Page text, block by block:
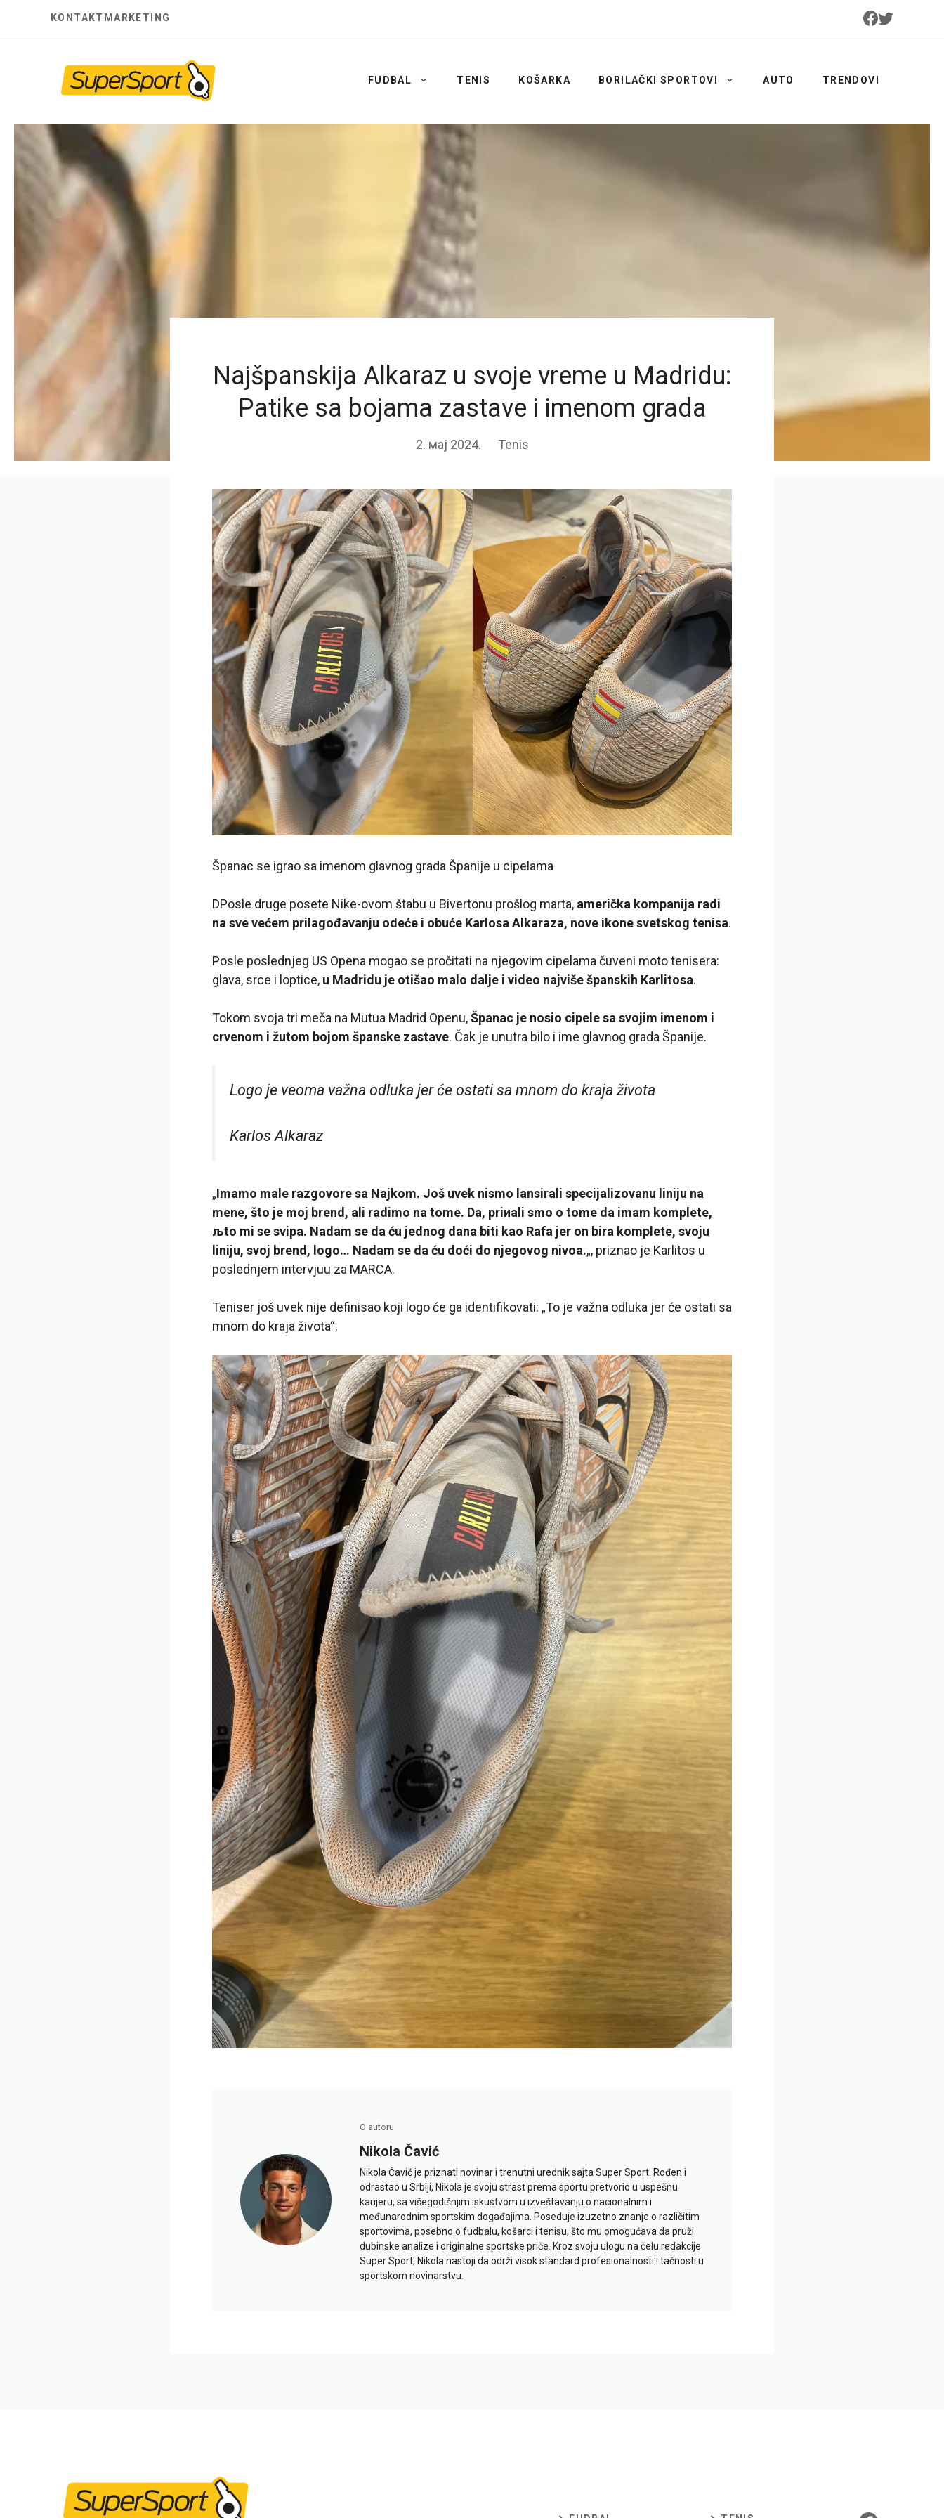
KONTAKT MARKETING
FUDBAL TENIS KOŠARKA BORILAČKI SPORTOVI AUTO TRENDOVI
Najšpanskija Alkaraz u svoje vreme u Madridu:
Patike sa bojama zastave i imenom grada
2. мај 2024. Tenis
Španac se igrao sa imenom glavnog grada Španije u cipelama
DPosle druge posete Nike-ovom štabu u Bivertonu prošlog marta, američka kompanija radi
na sve većem prilagođavanju odeće i obuće Karlosa Alkaraza, nove ikone svetskog tenisa.
Posle poslednjeg US Opena mogao se pročitati na njegovim cipelama čuveni moto tenisera:
glava, srce i loptice, u Madridu je otišao malo dalje i video najviše španskih Karlitosa.
Tokom svoja tri meča na Mutua Madrid Openu,Španac je nosio cipele sa svojim imenom i
crvenom i žutom bojom španske zastave. Čak je unutra bilo i ime glavnog grada Španije.
Logo je veoma važna odluka jer će ostati sa mnom do kraja života
Karlos Alkaraz
„Imamo male razgovore sa Najkom. Još uvek nismo lansirali specijalizovanu liniju na
mene, što je moj brend, ali radimo na tome. Da, priиali smo o tome da imam komplete,
љto mi se sviрa. Nadam se da ću jednog dana biti kao Rafa jer on bira komplete, svoju
liniju, svoj brend, logo… Nadam se da ću doći do njegovog nivoa.„, priznao je Karlitos u
poslednjem intervjuu za MARCA.
Teniser još uvek nije definisao koji logo će ga identifikovati: „To je važna odluka jer će ostati sa
mnom do kraja života“.
O autoru
Nikola Čavić
Nikola Čavić je priznati novinar i trenutni urednik sajta Super Sport. Rođen i
odrastao u Srbiji, Nikola je svoju strast prema sportu pretvorio u uspešnu
karijeru, sa višegodišnjim iskustvom u izveštavanju o nacionalnim i
međunarodnim sportskim događajima. Poseduje izuzetno znanje o različitim
sportovima, posebno o fudbalu, košarci i tenisu, što mu omogućava da pruži
dubinske analize i originalne sportske priče. Kroz svoju ulogu na čelu redakcije
Super Sport, Nikola nastoji da održi visok standard profesionalnosti i tačnosti u
sportskom novinarstvu.